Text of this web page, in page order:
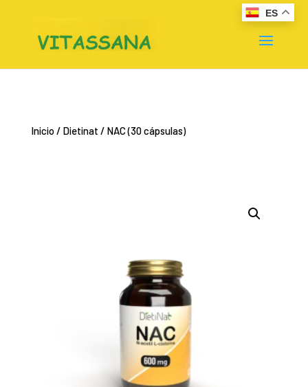
Inicio/ Dietinat / NAC (30 cápsulas)
ES